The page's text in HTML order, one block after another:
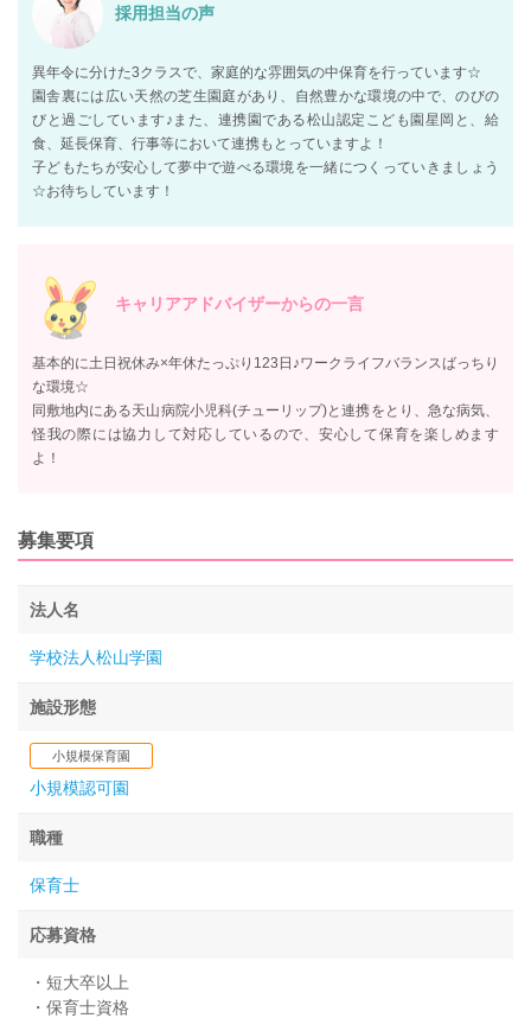
採用担当の声
異年令に分けた3クラスで、家庭的な雰囲気の中保育を行っています☆
園舎裏には広い天然の芝生園庭があり、自然豊かな環境の中で、のびの
びと過ごしています♪また、連携園である松山認定こども園星岡と、給
食、延長保育、行事等において連携もとっていますよ！
子どもたちが安心して夢中で遊べる環境を一緒につくっていきましょう
☆お待ちしています！
キャリアアドバイザーからの一言
基本的に土日祝休み×年休たっぷり123日♪ワークライフバランスばっちり
な環境☆
同敷地内にある天山病院小児科(チューリップ)と連携をとり、急な病気、
怪我の際には協力して対応しているので、安心して保育を楽しめます
よ！
募集要項
法人名
学校法人松山学園
施設形態
小規模保育園
小規模認可園
職種
保育士
応募資格
・短大卒以上
・保育士資格